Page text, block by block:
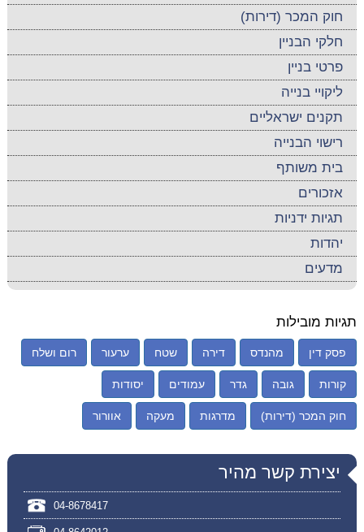
חוק המכר (דירות)
חלקי הבניין
פרטי בניין
ליקויי בנייה
תקנים ישראליים
רישוי הבנייה
בית משותף
אזכורים
תגיות ידניות
יהדות
מדעים
תגיות מובילות
פסק דין מהנדס דירה שטח ערעור רום ושלח
קורות גובה גדר עמודים יסודות
חוק המכר (דירות) מדרגות מעקה אוורור
יצירת קשר מהיר
04-8678417